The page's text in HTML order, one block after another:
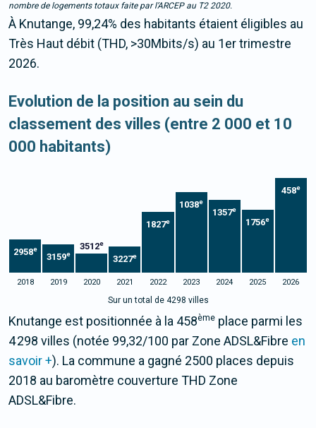
nombre de logements totaux faite par l’ARCEP au T2 2020.
À Knutange, 99,24% des habitants étaient éligibles au
Très Haut débit (THD, >30Mbits/s) au 1er trimestre
2026.
Evolution de la position au sein du
classement des villes (entre 2 000 et 10
000 habitants)
2958e
3159e
3512e
3227e
1827e
1038e
1357e
1756e
458e
2018 2019 2020 2021 2022 2023 2024 2025 2026
Sur un total de 4298 villes
Knutange est positionnée à la 458ème place parmi les
4 298 villes (notée 99,32/100 par Zone ADSL&Fibre en
savoir +). La commune a gagné 2500 places depuis
2018 au baromètre couverture THD Zone
ADSL&Fibre.